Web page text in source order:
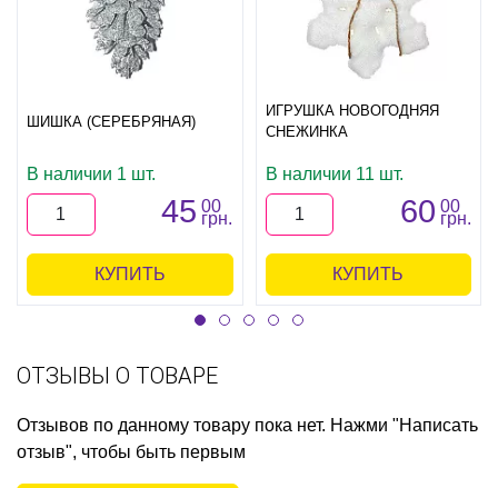
ШИШКА (СЕРЕБРЯНАЯ)
В наличии 1 шт.
45 00
грн.
КУПИТЬ
ИГРУШКА НОВОГОДНЯЯ
СНЕЖИНКА
В наличии 11 шт.
60 00
грн.
КУПИТЬ
ОТЗЫВЫ О ТОВАРЕ
Отзывов по данному товару пока нет. Нажми "Написать
отзыв", чтобы быть первым